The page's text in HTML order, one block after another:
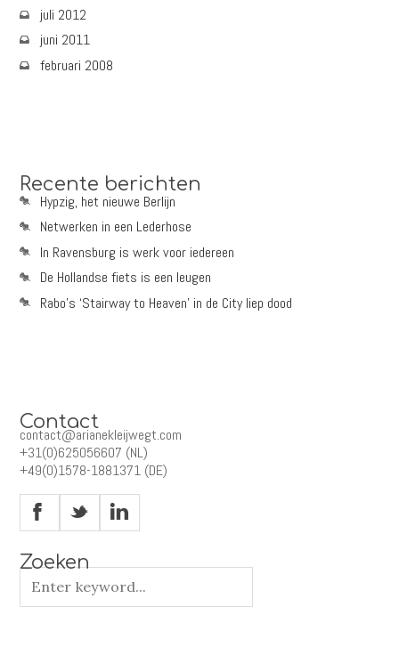
juli 2012
juni 2011
februari 2008
Recente berichten
Hypzig, het nieuwe Berlijn
Netwerken in een Lederhose
In Ravensburg is werk voor iedereen
De Hollandse fiets is een leugen
Rabo’s ‘Stairway to Heaven’ in de City liep dood
Contact
contact@arianekleijwegt.com
+31(0)625056607 (NL)
+49(0)1578-1881371 (DE)
X _ v
Zoeken